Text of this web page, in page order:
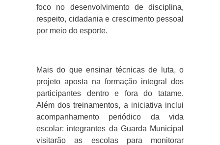
foco no desenvolvimento de disciplina,
respeito, cidadania e crescimento pessoal
por meio do esporte.
Mais do que ensinar técnicas de luta, o
projeto aposta na formação integral dos
participantes dentro e fora do tatame.
Além dos treinamentos, a iniciativa inclui
acompanhamento periódico da vida
escolar: integrantes da Guarda Municipal
visitarão as escolas para monitorar